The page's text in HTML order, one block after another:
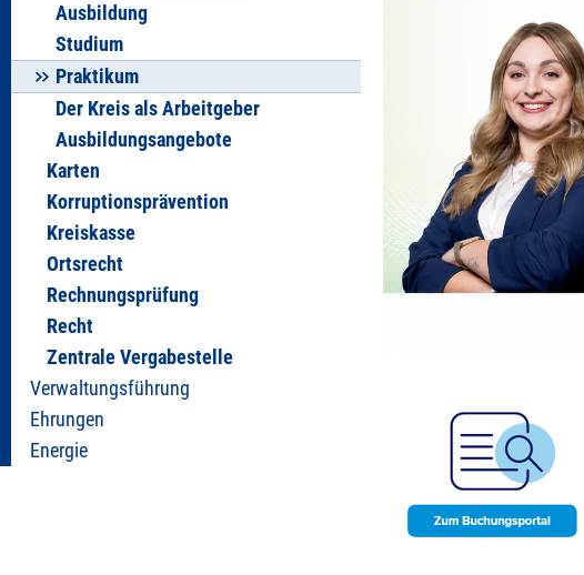
Ausbildung
Studium
Praktikum
Der Kreis als Arbeitgeber
Ausbildungsangebote
Karten
Korruptionsprävention
Kreiskasse
Ortsrecht
Rechnungsprüfung
Recht
Zentrale Vergabestelle
Verwaltungsführung
Ehrungen
Energie